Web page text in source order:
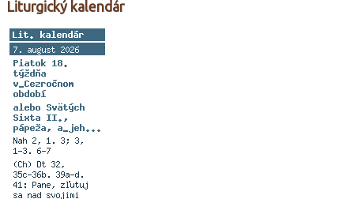
Liturgický kalendár